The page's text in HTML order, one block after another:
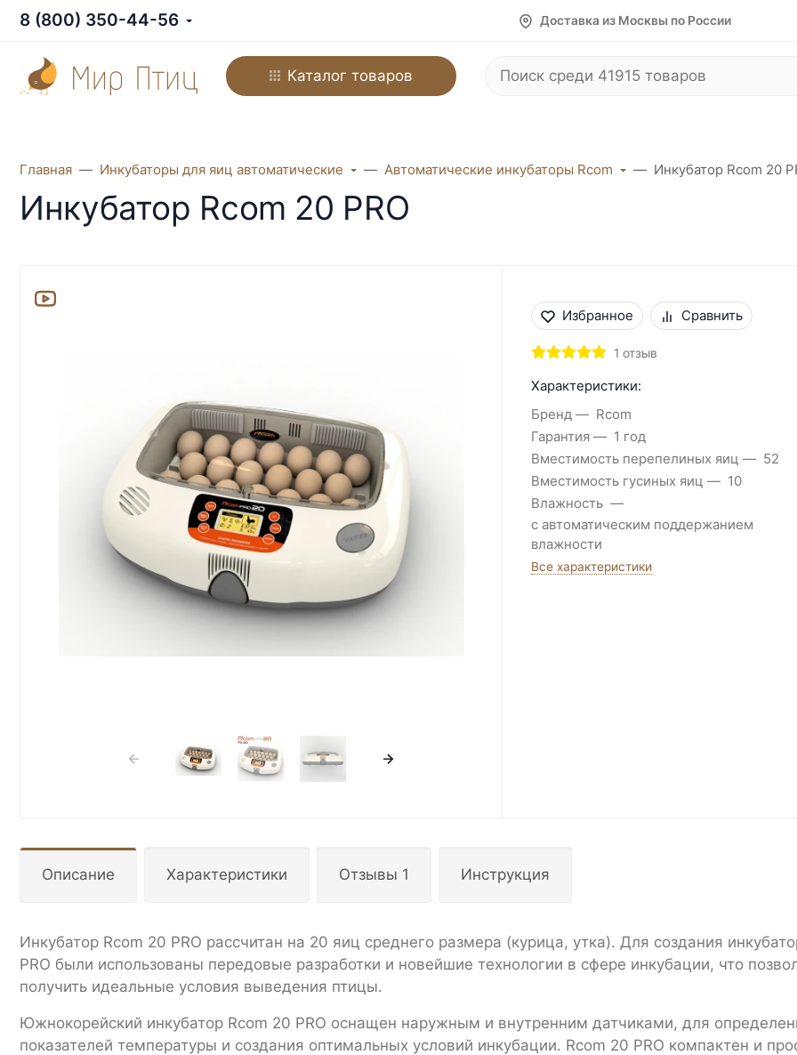
8 (800) 350-44-56 Доставка из Москвы по России
Каталог товаров
Главная Инкубаторы для яиц автоматические Автоматические инкубаторы Rcom Инкубатор Rcom 20
Инкубатор Rcom 20 PRO
Избранное Сравнить
1 отзыв
Характеристики:
Бренд
Rcom
Гарантия
1 год
Вместимость перепелиных яиц
52
Вместимость гусиных яиц
10
Влажность
с автоматическим поддержанием
влажности
Все характеристики
Описание Характеристики Отзывы 1 Инструкция
Инкубатор Rcom 20 PRO рассчитан на 20 яиц среднего размера (курица, утка). Для создания
PRO были использованы передовые разработки и новейшие технологии в сфере инкубации, что
получить идеальные условия выведения птицы.
Южнокорейский инкубатор Rcom 20 PRO оснащен наружным и внутренним датчиками, для
показателей температуры и создания оптимальных условий инкубации. Rcom 20 PRO компактен и